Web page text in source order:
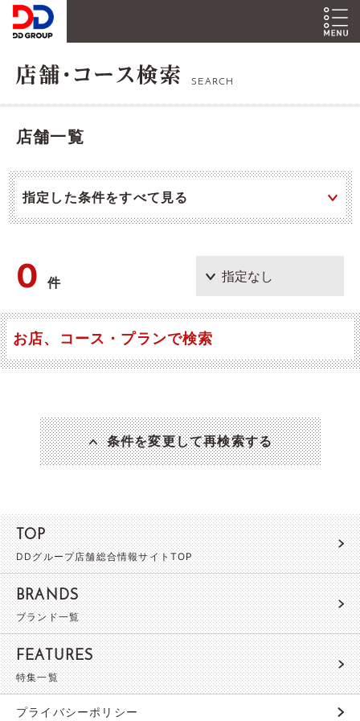
SEARCH
店舗一覧
指定した条件をすべて見る
0件
お店、コース・プランで検索
条件を変更して再検索する
TOP
DDグループ店舗総合情報サイトTOP
BRANDS
ブランド一覧
FEATURES
特集一覧
プライバシーポリシー